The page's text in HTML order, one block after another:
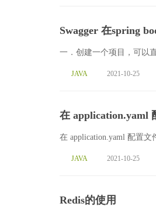
Swagger 在spring
一．创建一个项目，可以
JAVA 2021-10-25
在 application.yaml
在 application.yaml 配置文
JAVA 2021-10-25
Redis的使用